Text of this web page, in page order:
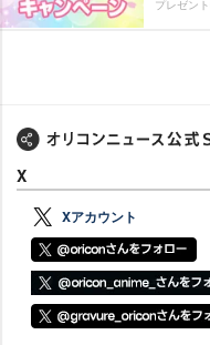
プレゼン
X
Xアカウント